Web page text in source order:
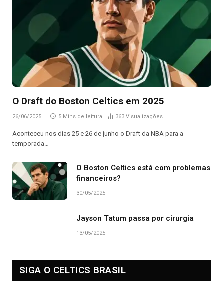
O Draft do Boston Celtics em 2025
26/06/2025 5 Mins de leitura 363 Visualizações
Aconteceu nos dias 25 e 26 de junho o Draft da NBA para a
temporada…
O Boston Celtics está com problemas
financeiros?
30/05/2025
Jayson Tatum passa por cirurgia
13/05/2025
SIGA O CELTICS BRASIL